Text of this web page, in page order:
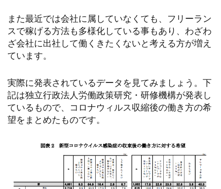
また最近では会社に属していなくても、フリーラン
スで稼げる方法も多様化している事もあり、わざわ
ざ会社に出社して働くきたくないと考える方が増え
ています。
実際に発表されているデータを見てみましょう。下
記は独立行政法人労働政策研究・研修機構が発表し
ているもので、コロナウィルス収縮後の働き方の希
望をまとめたものです。